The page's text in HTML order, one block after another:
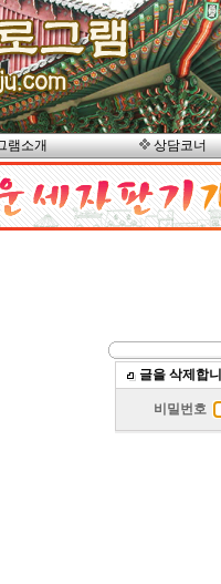
램소개 상담코너
글을 삭제합
비밀번호